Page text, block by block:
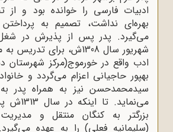
ادبیات فارسی را خوانده بود و
بهره‌ای نداشت، تصمیم به
می‌گیرد. پدر پس از پذیرش در
شهریور سال 1308ش، برای
ادب واقع در خورموج(مرکز
بهپور حاجیانی اعزام می‌گردد و
سیدمحمدحسن نیز به همراه پدر
می‌نماید.
بزرگتر به کنگان منتقل و
(سلیمانیه فعلی) را به عهده